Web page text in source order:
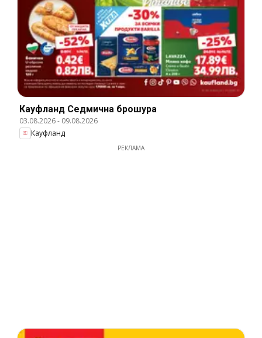
Кауфланд Cедмична брошура
03.08.2026- 09.08.2026
Кауфланд
РЕКЛАМА